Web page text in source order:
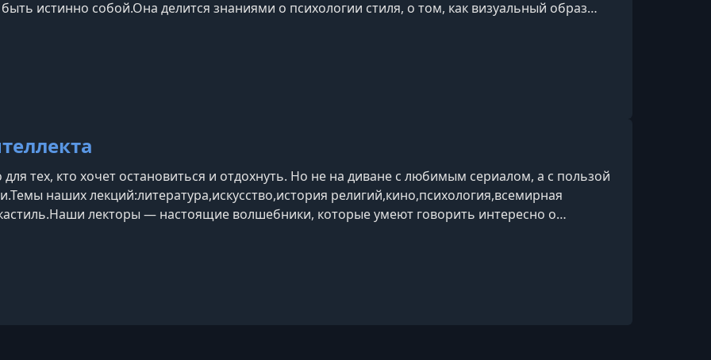
истинно собой.Она делится знаниями о психологии стиля, о том, как визуальный образ
стиль.Найти свой стиль — значит найти се
для тех, кто хочет остановиться и отдохнуть. Но не на диване с любимым сериалом, а с пользой
наших лекций:литература,искусство,история религий,кино,психология,всемирная
лекторы — настоящие волшебники, которые умеют говорить интересно о
время.